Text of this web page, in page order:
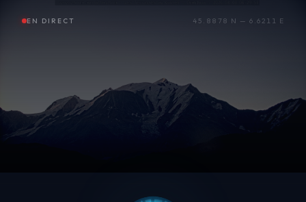
EN DIRECT 45.8878 N — 6.6211 E